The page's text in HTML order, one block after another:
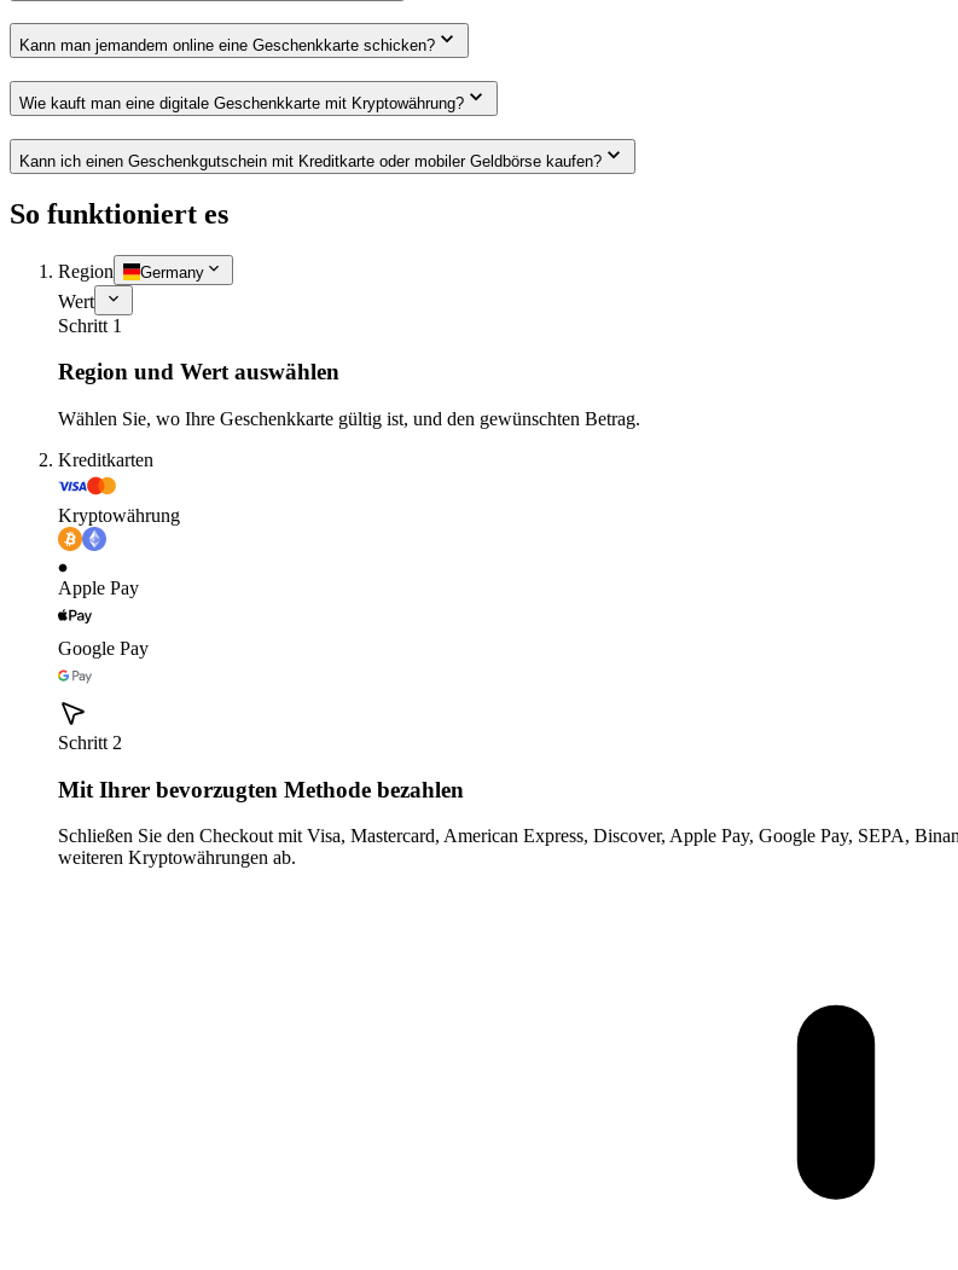
Kann man jemandem online eine Geschenkkarte schicken?
Wie kauft man eine digitale Geschenkkarte mit Kryptowährung?
Kann ich einen Geschenkgutschein mit Kreditkarte oder mobiler Geldbörse kaufen?
So funktioniert es
Region Germany
Wert
Schritt 1
Region und Wert auswählen
Wählen Sie, wo Ihre Geschenkkarte gültig ist, und den gewünschten Betrag.
Kreditkarten
Kryptowährung
Apple Pay
Google Pay
Schritt 2
Mit Ihrer bevorzugten Methode bezahlen
Schließen Sie den Checkout mit Visa, Mastercard, American Express, Discover, Apple Pay, Google Pay, SEPA,
weiteren Kryptowährungen ab.